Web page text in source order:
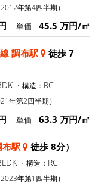
年第4四半期）
単価 45.5 万円/㎡
調布駅
徒歩 7
・構造： RC
年第2四半期）
単価 63.3 万円/㎡
布駅 徒歩 8分）
・構造： RC
年第1四半期）